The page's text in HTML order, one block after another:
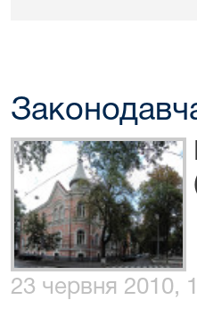
23 червня 2010,